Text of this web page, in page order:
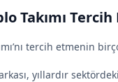
Takımı
tercih etmenin
yıllardır